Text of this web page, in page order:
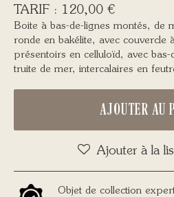
120,00 €
Boite à bas-de-lignes montés, de
ronde en bakélite, avec couvercle
présentoirs en celluloïd, avec
truite de mer, intercalaires en
AJOUTER AU
Ajouter à la
Objet de collection